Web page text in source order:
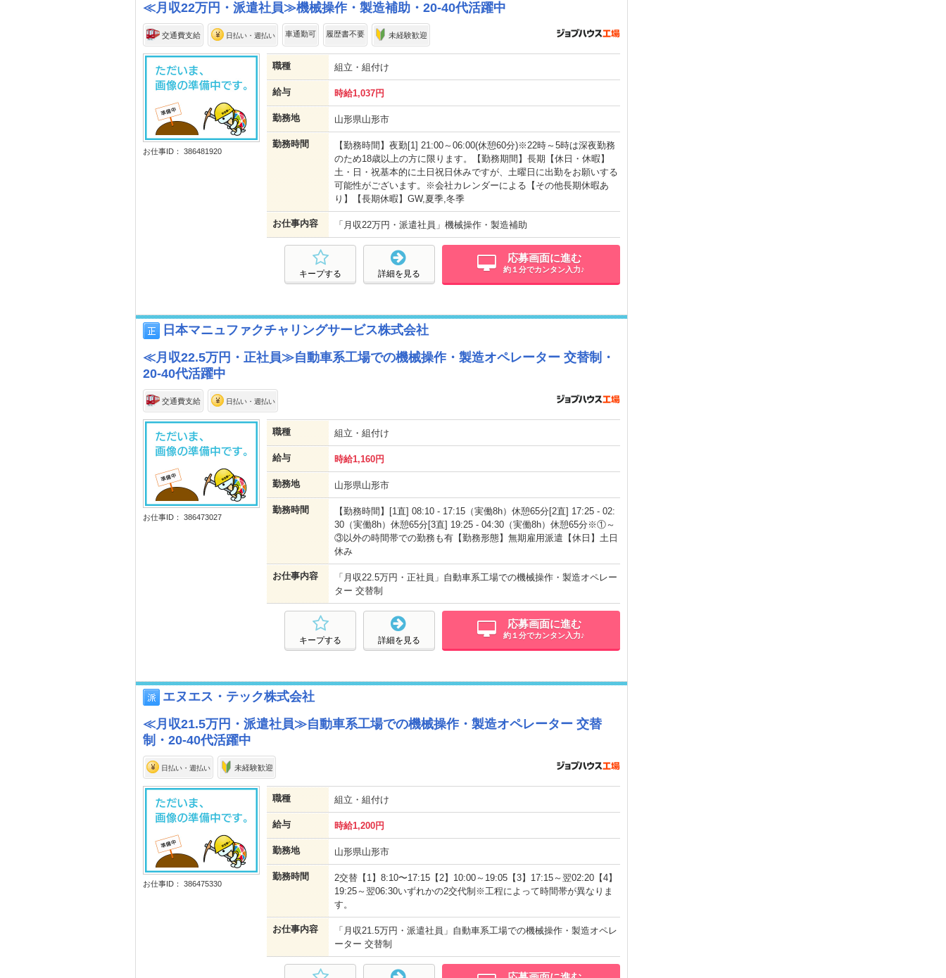
≪月収22万円・派遣社員≫機械操作・製造補助・20-40代活躍中
交通費支給 日払い・週払い 車通勤可 履歴書不要 未経験歓迎
お仕事ID： 386481920
職種 組立・組付け
給与 時給1,037円
勤務地 山形県山形市
勤務時間
【勤務時間】夜勤[1] 21:00～06:00(休憩60分)※22時～5時は深夜勤務
のため18歳以上の方に限ります。【勤務期間】長期【休日・休暇】
土・日・祝基本的に土日祝日休みですが、土曜日に出勤をお願いする
可能性がございます。※会社カレンダーによる【その他長期休暇あ
り】【長期休暇】GW,夏季,冬季
お仕事内容 「月収22万円・派遣社員」機械操作・製造補助
応募画面に進む
約１分でカンタン入力♪
詳細を見る
キープする
日本マニュファクチャリングサービス株式会社
≪月収22.5万円・正社員≫自動車系工場での機械操作・製造オペレーター 交替制・
20-40代活躍中
交通費支給 日払い・週払い
お仕事ID： 386473027
職種 組立・組付け
給与 時給1,160円
勤務地 山形県山形市
勤務時間
【勤務時間】[1直] 08:10 - 17:15（実働8h）休憩65分[2直] 17:25 - 02:
30（実働8h）休憩65分[3直] 19:25 - 04:30（実働8h）休憩65分※①～
③以外の時間帯での勤務も有【勤務形態】無期雇用派遣【休日】土日
休み
お仕事内容
「月収22.5万円・正社員」自動車系工場での機械操作・製造オペレー
ター 交替制
応募画面に進む
約１分でカンタン入力♪
詳細を見る
キープする
エヌエス・テック株式会社
≪月収21.5万円・派遣社員≫自動車系工場での機械操作・製造オペレーター 交替
制・20-40代活躍中
日払い・週払い 未経験歓迎
お仕事ID： 386475330
職種 組立・組付け
給与 時給1,200円
勤務地 山形県山形市
勤務時間
2交替【1】8:10〜17:15【2】10:00～19:05【3】17:15～翌02:20【4】
19:25～翌06:30いずれかの2交代制※工程によって時間帯が異なりま
す。
お仕事内容
「月収21.5万円・派遣社員」自動車系工場での機械操作・製造オペレ
ーター 交替制